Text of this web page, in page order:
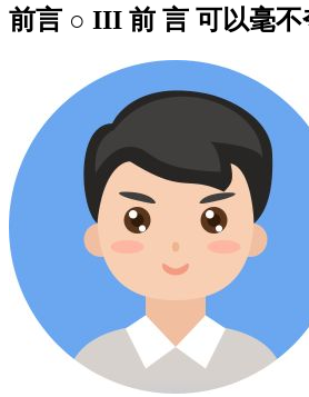
前言 ○ III 前 言 可以毫不